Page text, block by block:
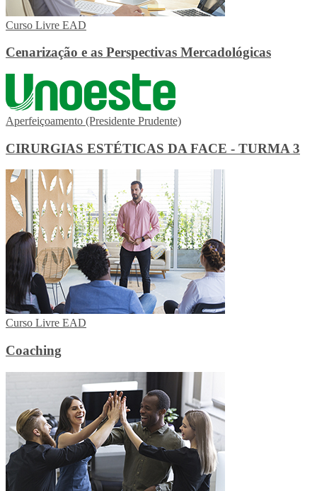
Curso Livre EAD
Cenarização e as Perspectivas Mercadológicas
Aperfeiçoamento (Presidente Prudente)
CIRURGIAS ESTÉTICAS DA FACE - TURMA 3
Curso Livre EAD
Coaching